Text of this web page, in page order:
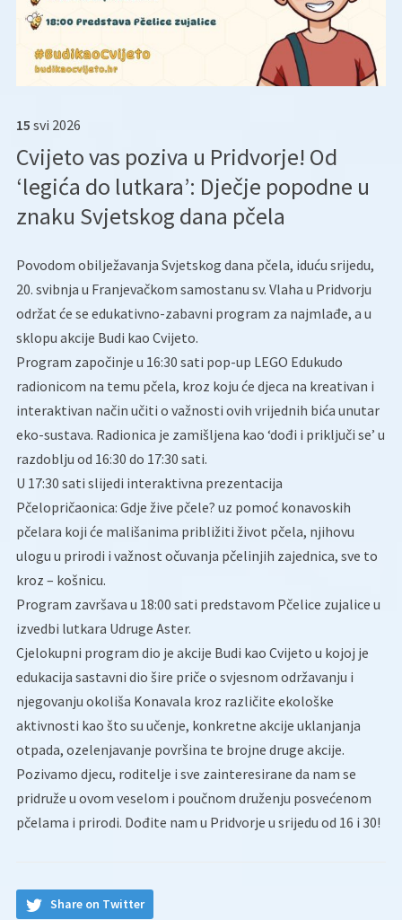
15 svi 2026
Cvijeto vas poziva u Pridvorje! Od
‘legića do lutkara’: Dječje popodne u
znaku Svjetskog dana pčela
Povodom obilježavanja Svjetskog dana pčela, iduću srijedu,
20. svibnja u Franjevačkom samostanu sv. Vlaha u Pridvorju
održat će se edukativno-zabavni program za najmlađe, a u
sklopu akcije Budi kao Cvijeto.
Program započinje u 16:30 sati pop-up LEGO Edukudo
radionicom na temu pčela, kroz koju će djeca na kreativan i
interaktivan način učiti o važnosti ovih vrijednih bića unutar
eko-sustava. Radionica je zamišljena kao ‘dođi i priključi se’ u
razdoblju od 16:30 do 17:30 sati.
U 17:30 sati slijedi interaktivna prezentacija
Pčelopričaonica: Gdje žive pčele? uz pomoć konavoskih
pčelara koji će mališanima približiti život pčela, njihovu
ulogu u prirodi i važnost očuvanja pčelinjih zajednica, sve to
kroz – košnicu.
Program završava u 18:00 sati predstavom Pčelice zujalice u
izvedbi lutkara Udruge Aster.
Cjelokupni program dio je akcije Budi kao Cvijeto u kojoj je
edukacija sastavni dio šire priče o svjesnom održavanju i
njegovanju okoliša Konavala kroz različite ekološke
aktivnosti kao što su učenje, konkretne akcije uklanjanja
otpada, ozelenjavanje površina te brojne druge akcije.
Pozivamo djecu, roditelje i sve zainteresirane da nam se
pridruže u ovom veselom i poučnom druženju posvećenom
pčelama i prirodi. Dođite nam u Pridvorje u srijedu od 16 i 30!
Share on Twitter